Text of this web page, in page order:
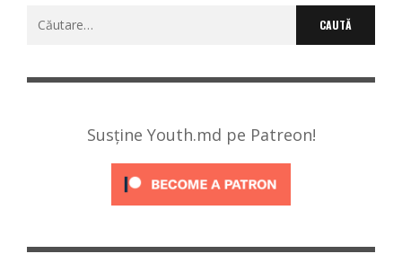
Caută
Susține Youth.md pe Patreon!